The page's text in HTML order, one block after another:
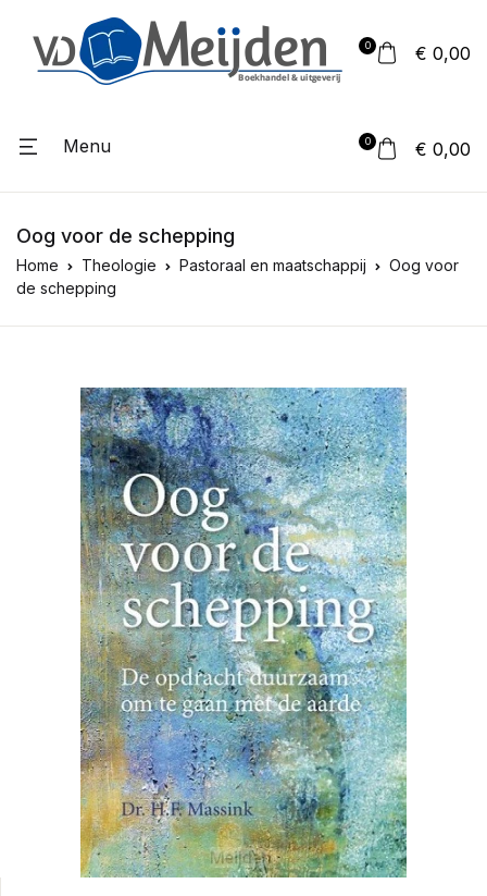
0 € 0,00
Menu 0 € 0,00
Oog voor de schepping
Home Theologie Pastoraal en maatschappij
Oog voor
de schepping